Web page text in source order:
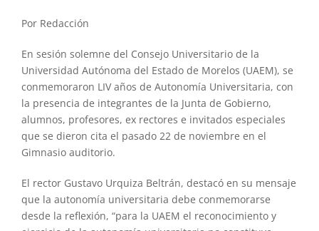
Por Redacción
En sesión solemne del Consejo Universitario de la
Universidad Autónoma del Estado de Morelos (UAEM), se
conmemoraron LIV años de Autonomía Universitaria, con
la presencia de integrantes de la Junta de Gobierno,
alumnos, profesores, ex rectores e invitados especiales
que se dieron cita el pasado 22 de noviembre en el
Gimnasio auditorio.
El rector Gustavo Urquiza Beltrán, destacó en su mensaje
que la autonomía universitaria debe conmemorarse
desde la reflexión, “para la UAEM el reconocimiento y